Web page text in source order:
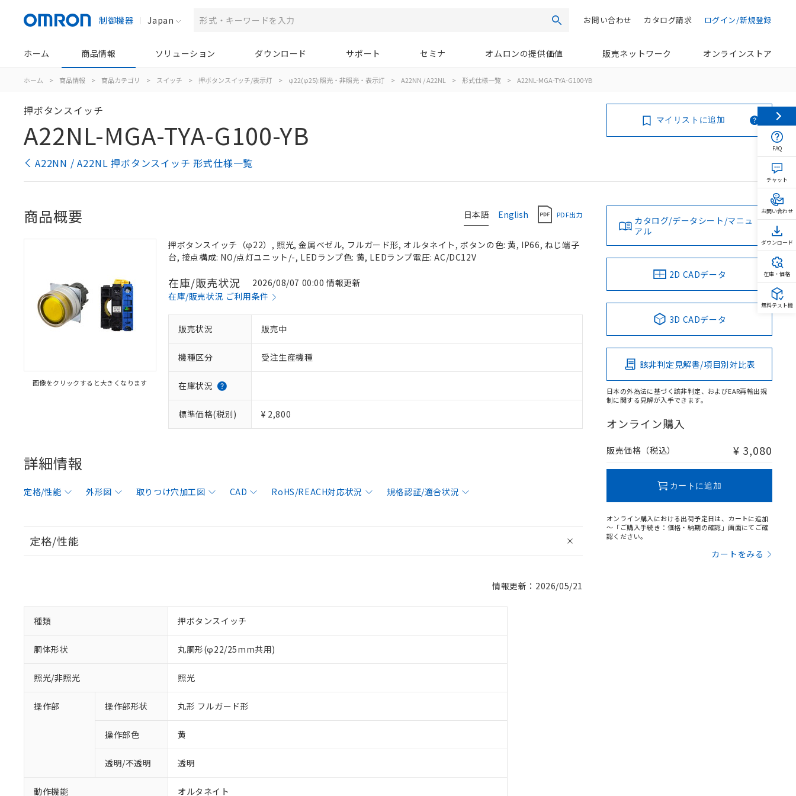
制御機器 Japan 検索 ログイン/新規登録
カタログ請求
お問い合わせ
ホーム 商品情報 ソリューション ダウンロード サポート セミナ オムロンの提供価値 販売ネットワーク オンラインストア
ホーム > 商品情報 > 商品カテゴリ > スイッチ > 押ボタンスイッチ/表示灯 > φ22(φ25):照光・非照光・表示灯 > A22NN / A22NL > 形式仕様一覧 > A22NL-MGA-TYA-G100-YB
押ボタンスイッチ
A22NL-MGA-TYA-G100-YB
A22NN / A22NL 押ボタンスイッチ 形式仕様一覧
マイリストに追加
日本語 English PDF出力
商品概要
画像をクリックすると大きくなります
押ボタンスイッチ（φ22）, 照光, 金属ベゼル, フルガード形, オルタネイト, ボタンの色: 黄, IP66, ねじ端子
台, 接点構成: NO/点灯ユニット/-, LEDランプ色: 黄, LEDランプ電圧: AC/DC12V
在庫/販売状況
2026/08/07 00:00 情報更新
在庫/販売状況 ご利用条件
販売状況 販売中
機種区分 受注生産機種
在庫状況
標準価格(税別) ¥ 2,800
詳細情報
定格/性能 外形図 取りつけ穴加工図 CAD RoHS/REACH対応状況 規格認証/適合状況
定格/性能
情報更新：2026/05/21
種類 押ボタンスイッチ
胴体形状 丸胴形(φ22/25mm共用)
照光/非照光 照光
操作部 操作部形状 丸形 フルガード形
操作部色 黄
透明/不透明 透明
動作機能 オルタネイト
カタログ/データシート/マニュ
アル
2D CADデータ
3D CADデータ
該非判定見解書/項目別対比表
日本の外為法に基づく該非判定、およびEAR再輸出規
制に関する見解が入手できます。
オンライン購入
販売価格（税込） ¥ 3,080
カートに追加
オンライン購入における出荷予定日は、カートに追加
～「ご購入手続き：価格・納期の確認」画面にてご確
認ください。
カートをみる
FAQ
チャット
お問い合わせ
ダウンロード
在庫・価格
無料テスト機